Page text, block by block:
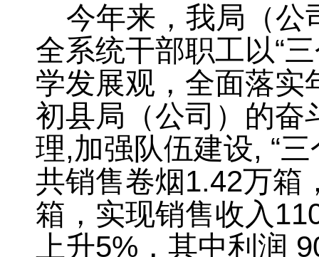
今年来 ， 我局（公
全系统干部职工以“
学发展观，全面落实
初县局（公司）的奋
理,加强队伍建设, “
共销售卷烟1.42万箱
箱 ， 实现销售收入
上升5% ， 其中利润